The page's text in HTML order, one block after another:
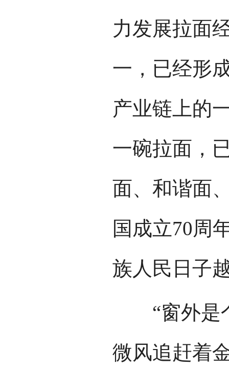
力发展拉面
一，已经形
产业链上的
一碗拉面，
面、和谐面
国成立70周
族人民日子
“窗外是个
微风追赶着